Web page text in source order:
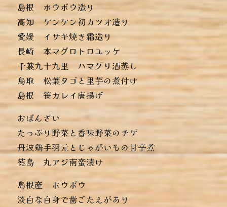
︎島根 ホウボウ造り
︎高知 ケンケン初カツオ造り
︎愛媛 イサキ焼き霜造り
︎長崎 本マグロトロユッケ
︎千葉九十九里 ハマグリ酒蒸し
︎鳥取 松葉タゴと里芋の煮付け
︎島根 笹カレイ唐揚げ
おばんざい
︎たっぷり野菜と香味野菜のチゲ
︎丹波鶏手羽元とじゃがいもの甘辛煮
︎徳島 丸アジ南蛮漬け
島根産 ホウボウ
淡白な白身で歯ごたえがあり